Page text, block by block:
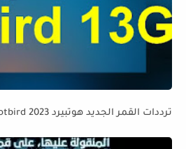
ترددات القمر الجديد هوتبيرد fréquence hotbird 2023